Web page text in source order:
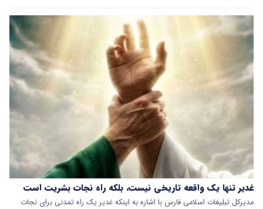
غدیر تنها یک واقعه تاریخی نیست، بلکه راه نجات بشریت است
مدیرکل تبلیغات اسلامی فارس با اشاره به اینکه غدیر یک راه تمدنی برای نجات